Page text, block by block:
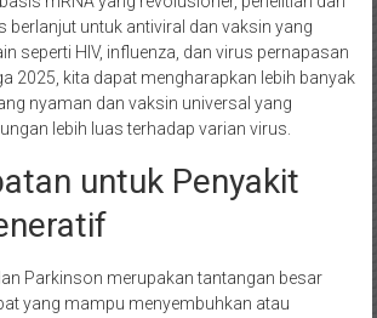
berlanjut untuk antiviral dan vaksin yang
seperti HIV, influenza, dan virus pernapasan
2025, kita dapat mengharapkan lebih banyak
nyaman dan vaksin universal yang
lebih luas terhadap varian virus.
untuk Penyakit
Parkinson merupakan tantangan besar
yang mampu menyembuhkan atau